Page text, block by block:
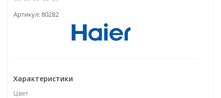
Артикул:80282
Характеристики
Цвет